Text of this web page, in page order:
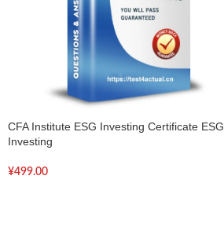
CFA Institute ESG Investing Certificate ESG
Investing
¥499.00